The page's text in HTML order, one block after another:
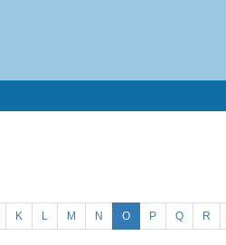
K L M N O P Q R